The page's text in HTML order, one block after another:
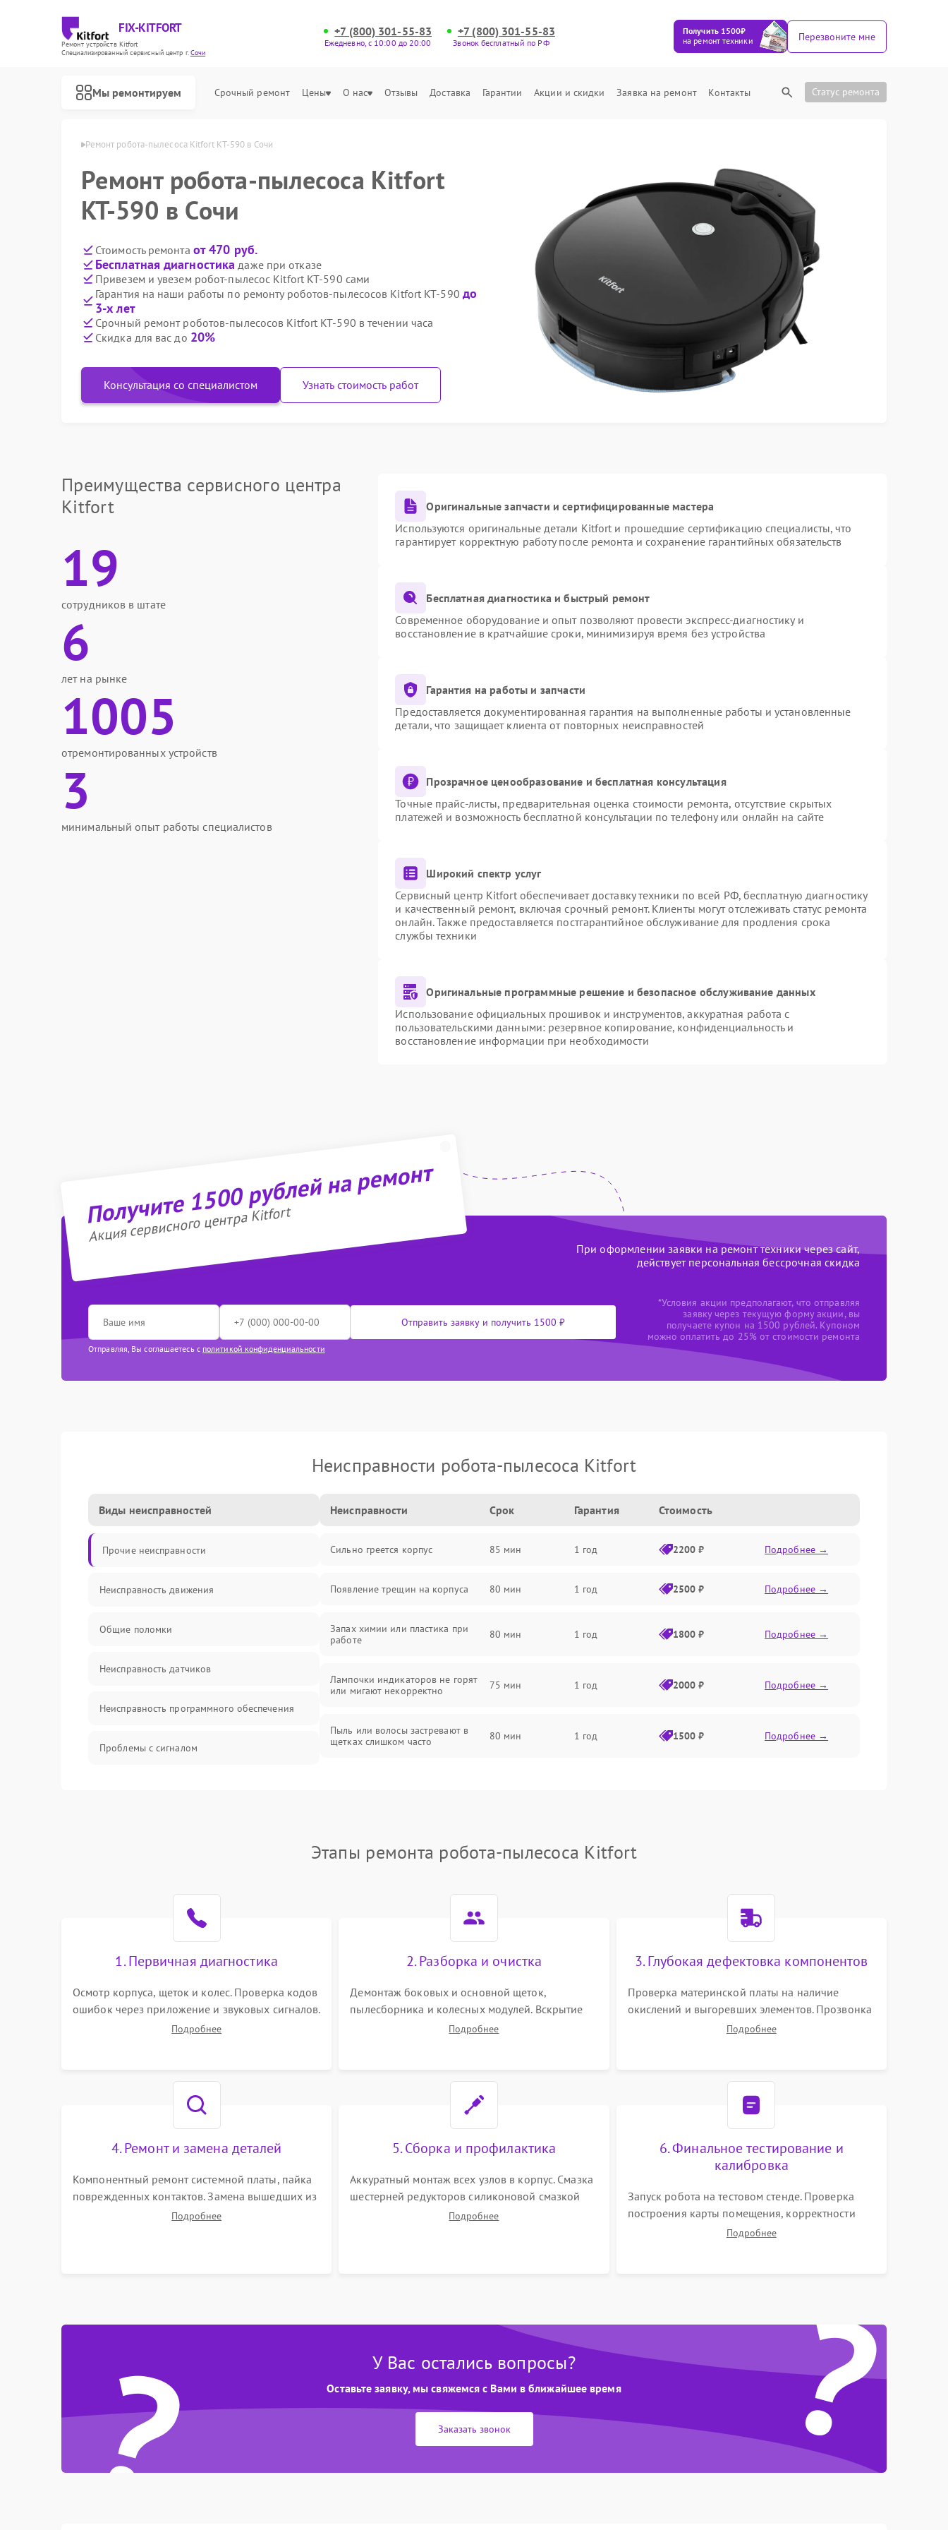
FIX-KITFORT
Ремонт устройств Kitfort
Специализированный cервисный центр г.Сочи
+7 (800) 301-55-83
Ежедневно, с 10:00 до 20:00
+7 (800) 301-55-83
Звонок бесплатный по РФ
Получить 1500₽
на ремонт техники
Перезвоните мне
Мы ремонтируем Срочный ремонт Цены О нас Отзывы Доставка Гарантии Акции и скидки Заявка на ремонт Контакты Статус ремонта
Ремонт робота-пылесоса Kitfort KT-590 в Сочи
Ремонт робота-пылесоса Kitfort
KT-590 в Сочи
Стоимость ремонта от 470 руб.
Бесплатная диагностика даже при отказе
Привезем и увезем робот-пылесос Kitfort KT-590 сами
Гарантия на наши работы по ремонту роботов-пылесосов Kitfort KT-590 до
3-х лет
Срочный ремонт роботов-пылесосов Kitfort KT-590 в течении часа
Скидка для вас до 20%
Консультация со специалистом Узнать стоимость работ
Преимущества сервисного центра
Kitfort
19
сотрудников в штате
6
лет на рынке
1005
отремонтированных устройств
3
минимальный опыт работы специалистов
Оригинальные запчасти и сертифицированные мастера
Используются оригинальные детали Kitfort и прошедшие сертификацию специалисты, что
гарантирует корректную работу после ремонта и сохранение гарантийных обязательств
Бесплатная диагностика и быстрый ремонт
Современное оборудование и опыт позволяют провести экспресс-диагностику и
восстановление в кратчайшие сроки, минимизируя время без устройства
Гарантия на работы и запчасти
Предоставляется документированная гарантия на выполненные работы и установленные
детали, что защищает клиента от повторных неисправностей
Прозрачное ценообразование и бесплатная консультация
Точные прайс-листы, предварительная оценка стоимости ремонта, отсутствие скрытых
платежей и возможность бесплатной консультации по телефону или онлайн на сайте
Широкий спектр услуг
Сервисный центр Kitfort обеспечивает доставку техники по всей РФ, бесплатную диагностику
и качественный ремонт, включая срочный ремонт. Клиенты могут отслеживать статус ремонта
онлайн. Также предоставляется постгарантийное обслуживание для продления срока
службы техники
Оригинальные программные решение и безопасное обслуживание данных
Использование официальных прошивок и инструментов, аккуратная работа с
пользовательскими данными: резервное копирование, конфиденциальность и
восстановление информации при необходимости
Получите 1500 рублей на ремонт
Акция сервисного центра Kitfort
При оформлении заявки на ремонт техники через сайт,
действует персональная бессрочная скидка
Отправить заявку и получить 1500 ₽
Отправляя, Вы соглашаетесь с политикой конфиденциальности
*Условия акции предполагают, что отправляя
заявку через текущую форму акции, вы
получаете купон на 1500 рублей. Купоном
можно оплатить до 25% от стоимости ремонта
Неисправности робота-пылесоса Kitfort
Виды неисправностей
Прочие неисправности
Неисправность движения
Общие поломки
Неисправность датчиков
Неисправность программного обеспечения
Проблемы с сигналом
Программные сбои
Неисправности Срок Гарантия Стоимость
Сильно греется корпус 85 мин 1 год 2200 ₽ Подробнее →
Появление трещин на корпуса 80 мин 1 год 2500 ₽ Подробнее →
Запах химии или пластика при
работе
80 мин 1 год 1800 ₽ Подробнее →
Лампочки индикаторов не горят
или мигают некорректно
75 мин 1 год 2000 ₽ Подробнее →
Пыль или волосы застревают в
щетках слишком часто
80 мин 1 год 1500 ₽ Подробнее →
Этапы ремонта робота-пылесоса Kitfort
1. Первичная диагностика
Осмотр корпуса, щеток и колес. Проверка кодов
ошибок через приложение и звуковых сигналов.
Замер емкости аккумулятора и тестирование
Подробнее
2. Разборка и очистка
Демонтаж боковых и основной щеток,
пылесборника и колесных модулей. Вскрытие
корпуса робота. Тщательная очистка внутренних
Подробнее
3. Глубокая дефектовка компонентов
Проверка материнской платы на наличие
окислений и выгоревших элементов. Прозвонка
цепей питания, тестирование приводных
Подробнее
4. Ремонт и замена деталей
Компонентный ремонт системной платы, пайка
поврежденных контактов. Замена вышедших из
строя двигателей, изношенного аккумулятора,
Подробнее
5. Сборка и профилактика
Аккуратный монтаж всех узлов в корпус. Смазка
шестерней редукторов силиконовой смазкой
для снижения шума. Установка новых
Подробнее
6. Финальное тестирование и
калибровка
Запуск робота на тестовом стенде. Проверка
построения карты помещения, корректности
навигации и обхода препятствий. Оценка силы
Подробнее
? ?
У Вас остались вопросы?
Оставьте заявку, мы свяжемся с Вами в ближайшее время
Заказать звонок